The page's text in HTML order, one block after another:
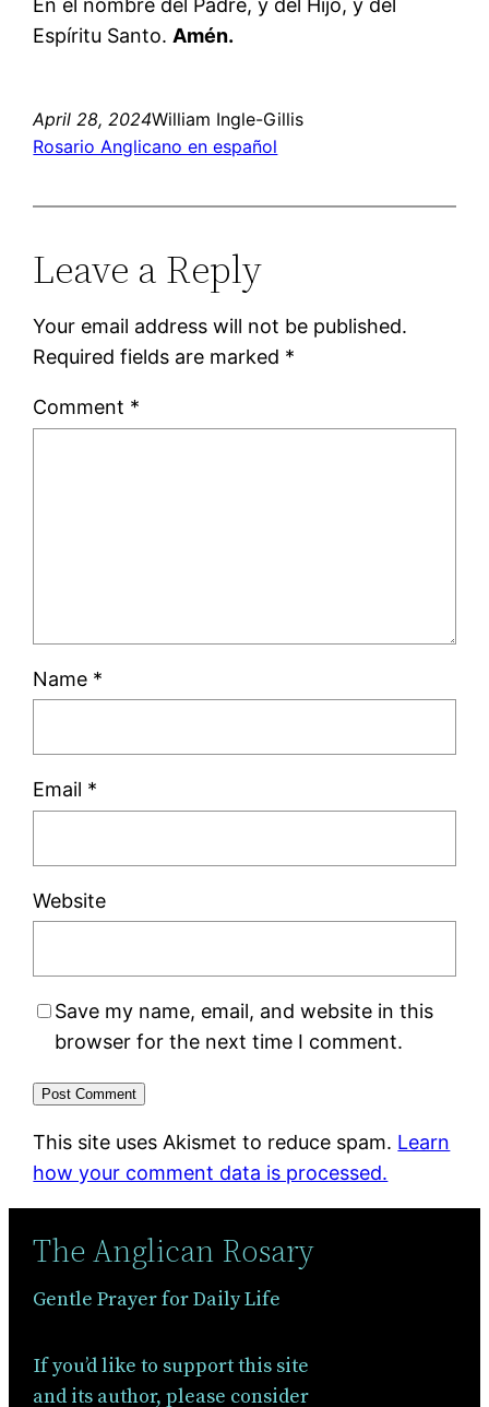
En el nombre del Padre, y del Hijo, y del
Espíritu Santo.Amén.
April 28, 2024William Ingle-Gillis
Rosario Anglicano en español
Leave a Reply
Your email address will not be published.
Required fields are marked *
Comment *
Name *
Email *
Website
Save my name, email, and website in this
browser for the next time I comment.
This site uses Akismet to reduce spam. Learn
how your comment data is processed.
The Anglican Rosary
Gentle Prayer for Daily Life
If you’d like to support this site
and its author, please consider